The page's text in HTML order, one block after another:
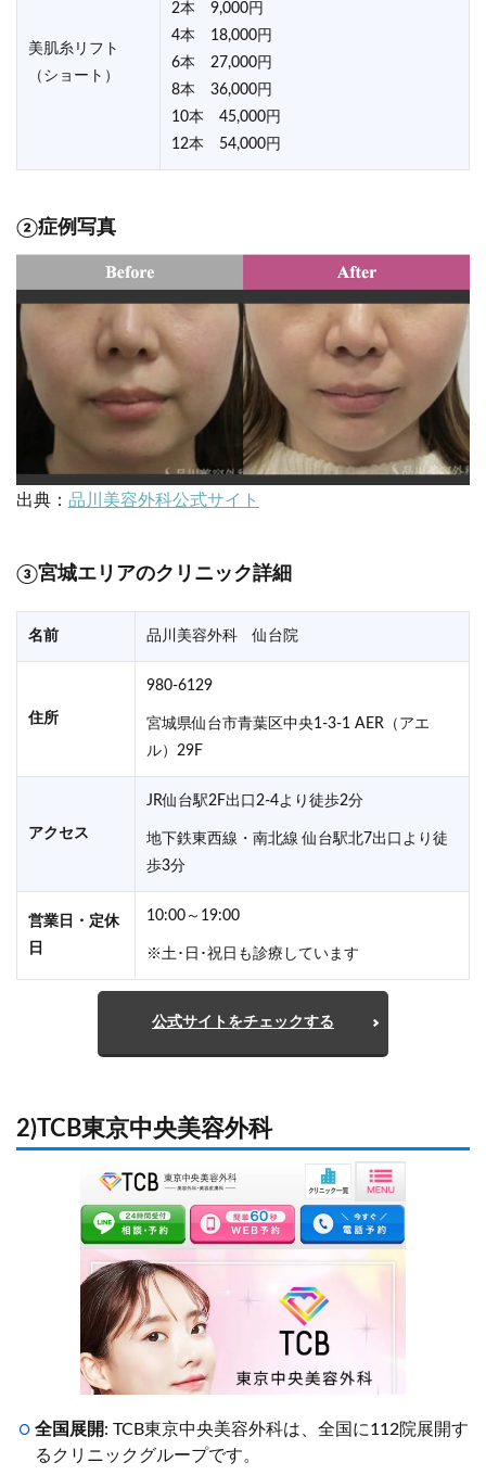
美肌糸リフト
（ショート）
2本 9,000円
4本 18,000円
6本 27,000円
8本 36,000円
10本 45,000円
12本 54,000円
②症例写真
出典： 品川美容外科公式サイト
③宮城エリアのクリニック詳細
名前 品川美容外科 仙台院
住所
980-6129
宮城県仙台市青葉区中央1-3-1 AER（アエ
ル）29F
アクセス
JR仙台駅2F出口2-4より徒歩2分
地下鉄東西線・南北線 仙台駅北7出口より徒
歩3分
営業日・定休
日
10:00～19:00
※土･日･祝日も診療しています
公式サイトをチェックする
2)TCB東京中央美容外科
全国展開: TCB東京中央美容外科は、全国に112院展開す
るクリニックグループです。